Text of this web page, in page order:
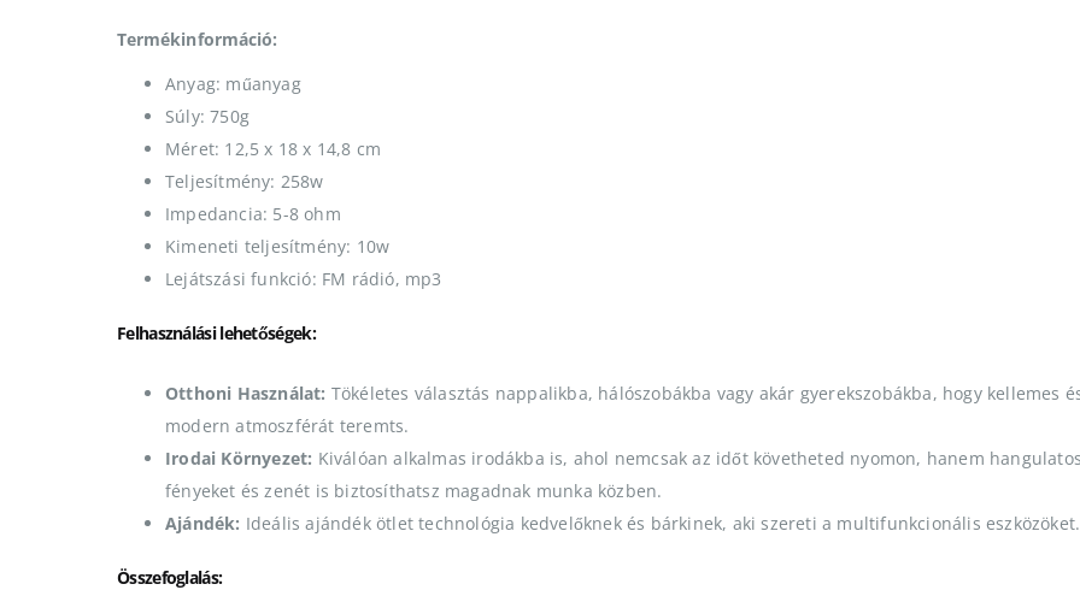
Termékinformáció:
Anyag: műanyag
Súly: 750g
Méret: 12,5 x 18 x 14,8 cm
Teljesítmény: 258w
Impedancia: 5-8 ohm
Kimeneti teljesítmény: 10w
Lejátszási funkció: FM rádió, mp3
Felhasználási lehetőségek:
Otthoni Használat: Tökéletes választás nappalikba, hálószobákba vagy akár gyerekszobákba, hogy kellemes
modern atmoszférát teremts.
Irodai Környezet: Kiválóan alkalmas irodákba is, ahol nemcsak az időt követheted nyomon, hanem hangulatos
fényeket és zenét is biztosíthatsz magadnak munka közben.
Ajándék: Ideális ajándék ötlet technológia kedvelőknek és bárkinek, aki szereti a multifunkcionális eszközöket.
Összefoglalás: